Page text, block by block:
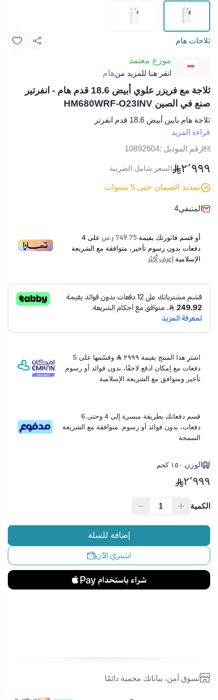
ثلاجات هام
موزع معتمد
انقر هنا للمزيد منهام
ثلاجة مع فريزر علوي أبيض 18.6 قدم هام - انفرتير
صنع في الصين HM680WRF-O23INV
ثلاجة هام بابين أبيض 18.6 قدم انفرتر
قراءة المزيد
رقم الموديل :10892604
٢٬٩٩٩ السعر شامل الضريبة
تمديد الضمان حتى 5 سنوات
المتبقي4
أو قسم فاتورتك بقيمة 749.75 ر.س على 4
دفعات بدون رسوم تأخير، متوافقة مع الشريعة
الإسلامية اعرف أكثر
اشترِ هذا المنتج بقيمة ٢٩٩٩
وقسّمها على 5
دفعات مع إمكان ادفع لاحقًا، بدون فوائد أو رسوم
تأخير ومتوافق مع الشريعة الإسلامية
قسم دفعاتك بطريقة ميسرة إلى 4 وحتى 6
دفعات، بدون فوائد أو رسوم. متوافقة مع الشريعة
السمحة
الوزن ١٥٠ كجم
٢٬٩٩٩
الكمية
إضافة للسلة
اشتري الآن
تسوق آمن، بياناتك محمية دائمًا